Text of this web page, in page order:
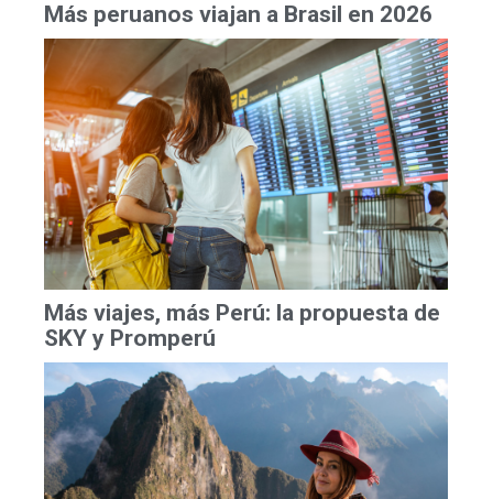
Más peruanos viajan a Brasil en 2026
Más viajes, más Perú: la propuesta de
SKY y Promperú